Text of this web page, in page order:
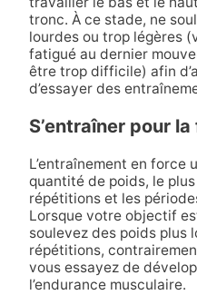
tronc. À ce stade, ne
lourdes ou trop légères
fatigué au dernier
être trop difficile) afin
d’essayer des
S’entraîner pour
L’entraînement en force
quantité de poids, le
répétitions et les
Lorsque votre objectif
soulevez des poids plus
répétitions,
vous essayez de
l’endurance musculaire.